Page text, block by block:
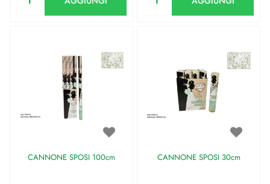
CANNONE SPOSI 100cm CANNONE SPOSI 30cm